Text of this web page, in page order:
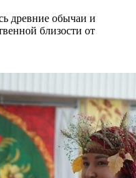
древние обычаи и
близости от